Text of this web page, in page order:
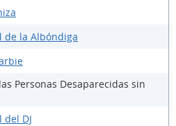
de la Albóndiga
Personas Desaparecidas sin
DJ